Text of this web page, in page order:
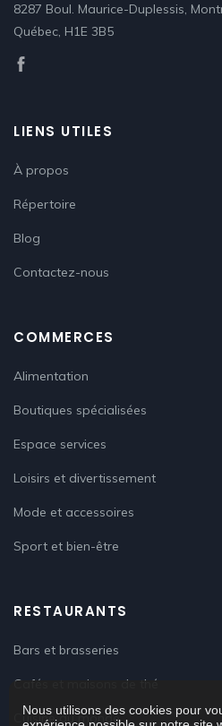
8287 Boul. Maurice-Duplessis,
Québec, H1E 3B5
LIENS UTILES
À propos
Répertoire
Blog
Contactez-nous
COMMERCES
Alimentation
Boutiques spécialisées
Espace services
Loisirs et divertissement
Mode et accessoires
Sport et bien-être
RESTAURANTS
Bars et brasseries
Cafés et maisons de thé
Cuisine du monde
Nous utilisons des cookies pour